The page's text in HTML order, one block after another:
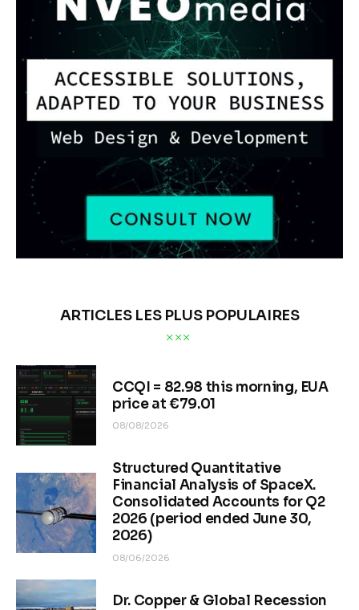
ARTICLES LES PLUS POPULAIRES
CCQI = 82.98 this morning, EUA
price at €79.01
08/08/2026
Structured Quantitative
Financial Analysis of SpaceX.
Consolidated Accounts for Q2
2026 (period ended June 30,
2026)
08/06/2026
Dr. Copper & Global Recession